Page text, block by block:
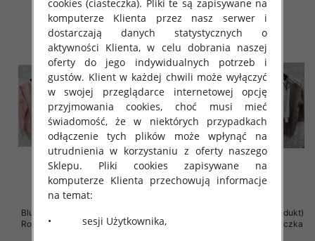
Bluzki damskie ( Turecki produkt)
Roz Standard , Mix Kolor .Paczka
Bluzki damskie ( Turecki produkt)
Roz Standard , Mix Kolor .Paczka
cookies (ciasteczka). Pliki te są zapisywane na
komputerze Klienta przez nasz serwer i
dostarczają danych statystycznych o
aktywności Klienta, w celu dobrania naszej
oferty do jego indywidualnych potrzeb i
gustów. Klient w każdej chwili może wyłączyć
w swojej przeglądarce internetowej opcję
przyjmowania cookies, choć musi mieć
świadomość, że w niektórych przypadkach
odłączenie tych plików może wpłynąć na
utrudnienia w korzystaniu z oferty naszego
Sklepu. Pliki cookies zapisywane na
komputerze Klienta przechowują informacje
na temat:
• sesji Użytkownika,